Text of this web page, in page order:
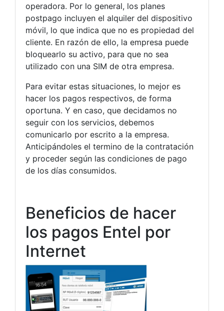
operadora. Por lo general, los planes
postpago incluyen el alquiler del dispositivo
móvil, lo que indica que no es propiedad del
cliente. En razón de ello, la empresa puede
bloquearlo su activo, para que no sea
utilizado con una SIM de otra empresa.
Para evitar estas situaciones, lo mejor es
hacer los pagos respectivos, de forma
oportuna. Y en caso, que decidamos no
seguir con los servicios, debemos
comunicarlo por escrito a la empresa.
Anticipándoles el termino de la contratación
y proceder según las condiciones de pago
de los días consumidos.
Beneficios de hacer
los pagos Entel por
Internet